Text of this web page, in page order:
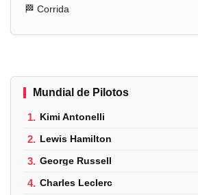
🏁 Corrida
Mundial de Pilotos
1. Kimi Antonelli
2. Lewis Hamilton
3. George Russell
4. Charles Leclerc